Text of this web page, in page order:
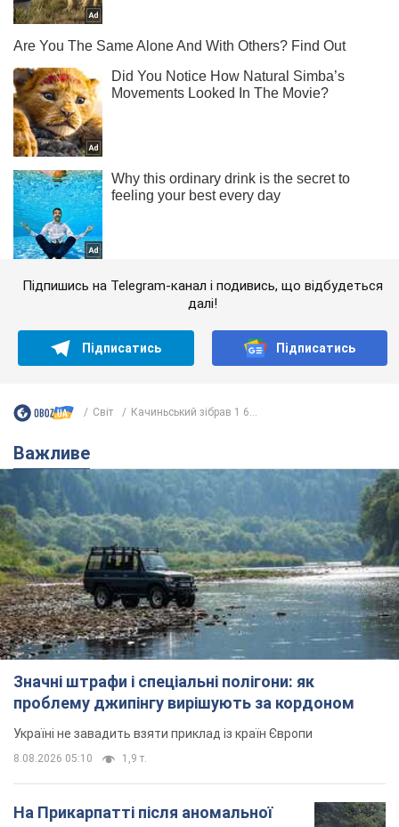
Підпишись на Telegram-канал і подивись, що відбудеться
далі!
Підписатись Підписатись
Світ Качиньський зібрав 1 6...
Важливе
Значні штрафи і спеціальні полігони: як
проблему джипінгу вирішують за кордоном
Україні не завадить взяти приклад із країн Європи
8.08.2026 05:10 1,9 т.
На Прикарпатті після аномальної